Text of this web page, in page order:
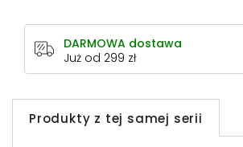
DARMOWA dostawa
Już od 299 zł
Produkty z tej samej serii